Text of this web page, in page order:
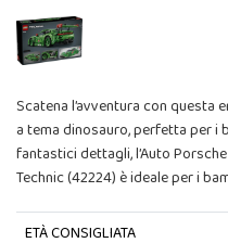
Scatena l’avventura con questa
a tema dinosauro, perfetta per i
fantastici dettagli, l’Auto Porsche
Technic (42224) è ideale per i
ETÀ CONSIGLIATA